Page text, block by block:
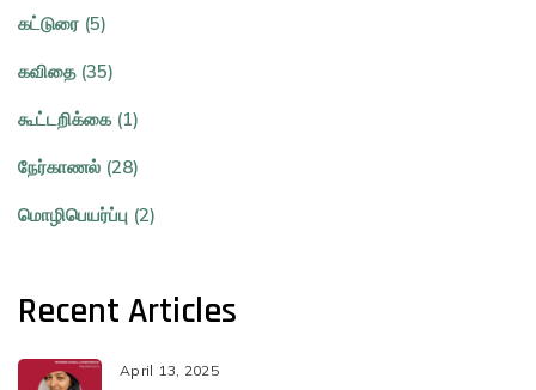
கட்டுரை (5)
கவிதை (35)
கூட்டறிக்கை (1)
நேர்காணல் (28)
மொழிபெயர்ப்பு (2)
Recent Articles
April 13, 2025